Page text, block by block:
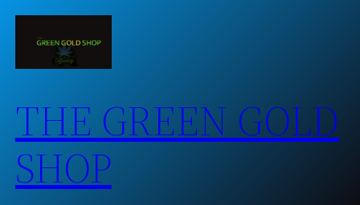
Skip
THE GREEN GOLD
SHOP